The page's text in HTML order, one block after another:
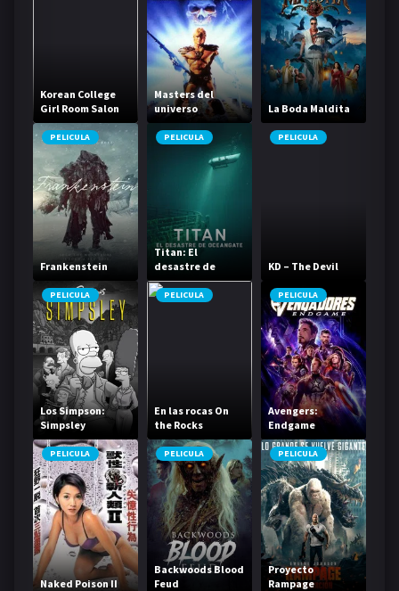
Korean College
Girl Room Salon
Masters del
universo
La Boda Maldita
PELICULA
Frankenstein
PELICULA
Titan: El
desastre de
OceanGate
PELICULA
KD – The Devil
PELICULA
Los Simpson:
Simpsley
PELICULA
En las rocas On
the Rocks
PELICULA
Avengers:
Endgame
PELICULA
Naked Poison II
PELICULA
Backwoods Blood
Feud
PELICULA
Proyecto
Rampage